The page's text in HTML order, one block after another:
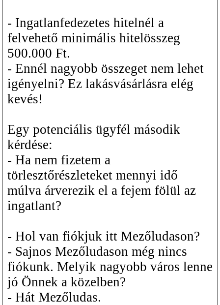
- Ingatlanfedezetes hitelnél a
felvehető minimális hitelösszeg
500.000 Ft.
- Ennél nagyobb összeget nem lehet
igényelni? Ez lakásvásárlásra elég
kevés!
Egy potenciális ügyfél második
kérdése:
- Ha nem fizetem a
törlesztőrészleteket mennyi idő
múlva árverezik el a fejem fölül az
ingatlant?
- Hol van fiókjuk itt Mezőludason?
- Sajnos Mezőludason még nincs
fiókunk. Melyik nagyobb város lenne
jó Önnek a közelben?
- Hát Mezőludas.